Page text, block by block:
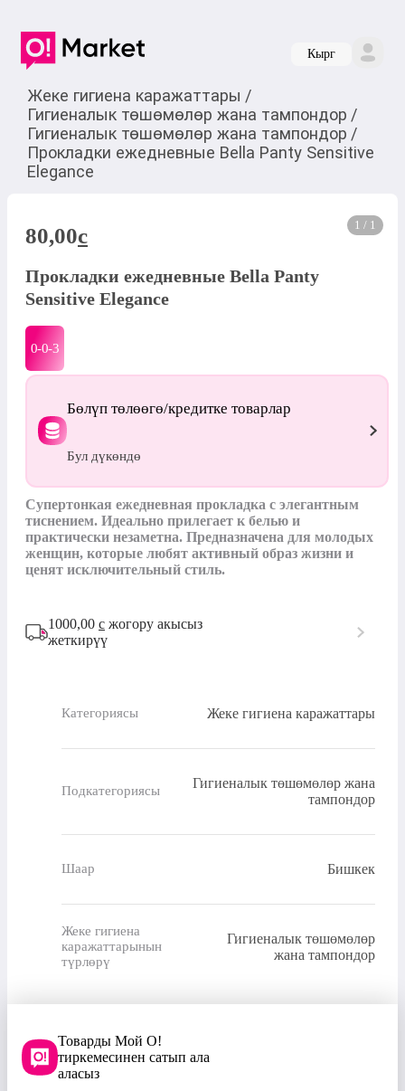
Кырг
Жеке гигиена каражаттары /
Гигиеналык төшөмөлөр жана тампондор /
Гигиеналык төшөмөлөр жана тампондор /
Прокладки ежедневные Bella Panty Sensitive
Elegance
1 / 1
80,00c
Прокладки ежедневные Bella Panty
Sensitive Elegance
0-0-3
Бөлүп төлөөгө/кредитке товарлар
Бул дүкөндө
Супертонкая ежедневная прокладка с элегантным
тиснением. Идеально прилегает к белью и
практически незаметна. Предназначена для молодых
женщин, которые любят активный образ жизни и
ценят исключительный стиль.
1000,00 с жогору акысыз
жеткирүү
Категориясы Жеке гигиена каражаттары
Подкатегориясы
Гигиеналык төшөмөлөр жана
тампондор
Шаар Бишкек
Жеке гигиена
каражаттарынын
түрлөрү
Гигиеналык төшөмөлөр
жана тампондор
Товарды Мой О!
тиркемесинен сатып ала
аласыз